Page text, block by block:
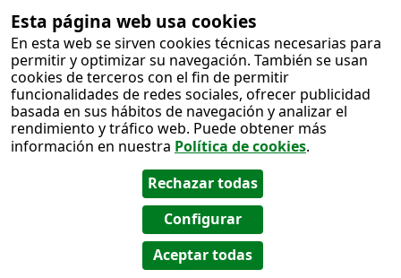
Esta página web usa cookies
En esta web se sirven cookies técnicas necesarias para
permitir y optimizar su navegación. También se usan
cookies de terceros con el fin de permitir
funcionalidades de redes sociales, ofrecer publicidad
basada en sus hábitos de navegación y analizar el
rendimiento y tráfico web. Puede obtener más
información en nuestra Política de cookies.